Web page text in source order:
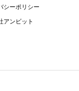
シーポリシー
アンビット